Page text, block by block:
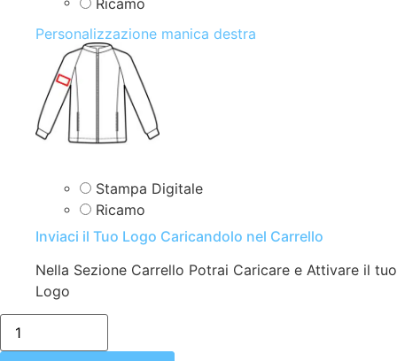
Ricamo
Personalizzazione manica destra
Stampa Digitale
Ricamo
Inviaci il Tuo Logo Caricandolo nel Carrello
Nella Sezione Carrello Potrai Caricare e Attivare il tuo
Logo
X/isacco-
002661-
CASACCA